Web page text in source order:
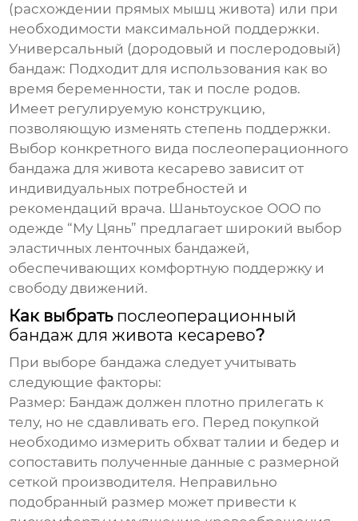
(расхождении прямых мышц живота) или при
необходимости максимальной поддержки.
Универсальный (дородовый и послеродовый)
бандаж: Подходит для использования как во
время беременности, так и после родов.
Имеет регулируемую конструкцию,
позволяющую изменять степень поддержки.
Выбор конкретного вида послеоперационного
бандажа для живота кесарево зависит от
индивидуальных потребностей и
рекомендаций врача. Шаньтоуское ООО по
одежде “Му Цянь” предлагает широкий выбор
эластичных ленточных бандажей,
обеспечивающих комфортную поддержку и
свободу движений.
Как выбрать послеоперационный
бандаж для живота кесарево?
При выборе бандажа следует учитывать
следующие факторы:
Размер: Бандаж должен плотно прилегать к
телу, но не сдавливать его. Перед покупкой
необходимо измерить обхват талии и бедер и
сопоставить полученные данные с размерной
сеткой производителя. Неправильно
подобранный размер может привести к